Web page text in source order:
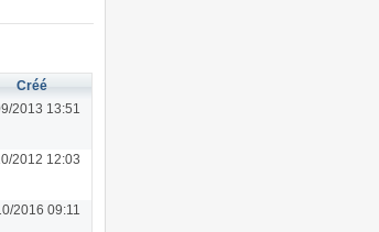
Créé
2013 13:51
2012 12:03
2016 09:11